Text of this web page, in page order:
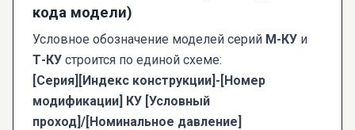
кода модели)
Условное обозначение моделей серий М-КУ и
Т-КУ строится по единой схеме:
[Серия][Индекс конструкции]-[Номер
модификации] КУ [Условный
проход]/[Номинальное давление]